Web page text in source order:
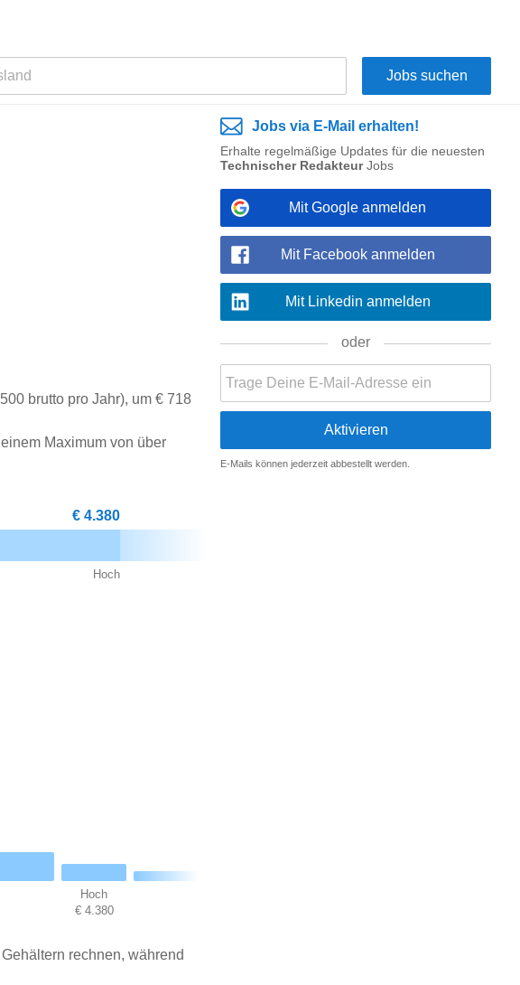
brutto pro Jahr), um € 718
Maximum von über
€ 4.380
Hoch
Hoch
€ 4.380
rechnen, während
Jobs via E-Mail erhalten!
Erhalte regelmäßige Updates für die neuesten
Technischer RedakteurJobs
Mit Google anmelden
Mit Facebook anmelden
Mit Linkedin anmelden
oder
E-Mails können jederzeit abbestellt werden.